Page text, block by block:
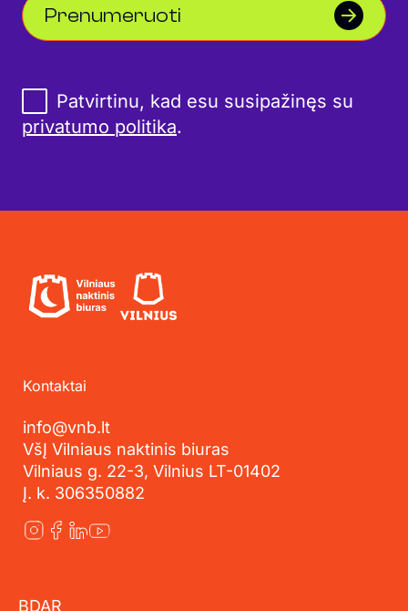
Prenumeruoti
Patvirtinu, kad esu susipažinęs su
privatumo politika.
Kontaktai
info@vnb.lt
VšĮ Vilniaus naktinis biuras
Vilniaus g. 22-3, Vilnius LT-01402
Į. k. 306350882
BDAR